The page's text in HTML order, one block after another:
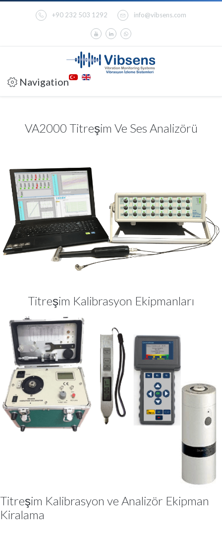
+90 232 503 1292 info@vibsens.com
Navigation
VA2000 Titreşim Ve Ses Analizörü
Titreşim Kalibrasyon Ekipmanları
Titreşim Kalibrasyon ve Analizör Ekipman
Kiralama